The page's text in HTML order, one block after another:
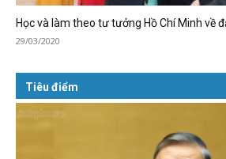
Học và làm theo tư tưởng Hồ Chí Minh về
29/03/2020
Tiêu điểm